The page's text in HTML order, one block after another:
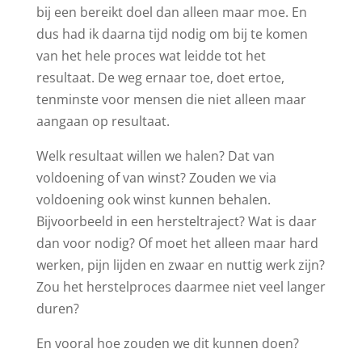
bij een bereikt doel dan alleen maar moe. En
dus had ik daarna tijd nodig om bij te komen
van het hele proces wat leidde tot het
resultaat. De weg ernaar toe, doet ertoe,
tenminste voor mensen die niet alleen maar
aangaan op resultaat.
Welk resultaat willen we halen? Dat van
voldoening of van winst? Zouden we via
voldoening ook winst kunnen behalen.
Bijvoorbeeld in een hersteltraject? Wat is daar
dan voor nodig? Of moet het alleen maar hard
werken, pijn lijden en zwaar en nuttig werk zijn?
Zou het herstelproces daarmee niet veel langer
duren?
En vooral hoe zouden we dit kunnen doen?